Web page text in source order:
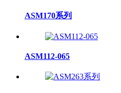
ASM170系列
ASM112-065